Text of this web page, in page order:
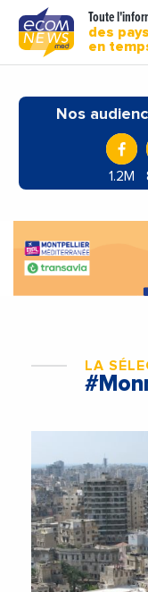
Toute
des
en
Nos
1.2M
LA